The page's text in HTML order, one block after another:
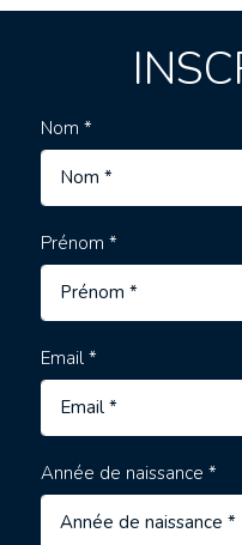
Nom *
Prénom *
Email *
Année de naissance *